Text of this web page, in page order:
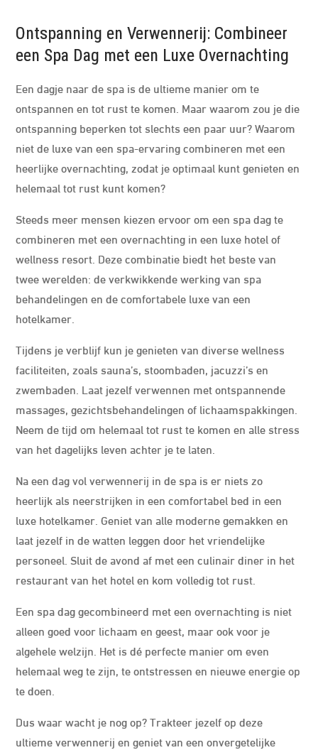
Ontspanning en Verwennerij: Combineer
een Spa Dag met een Luxe Overnachting
Een dagje naar de spa is de ultieme manier om te
ontspannen en tot rust te komen. Maar waarom zou je die
ontspanning beperken tot slechts een paar uur? Waarom
niet de luxe van een spa-ervaring combineren met een
heerlijke overnachting, zodat je optimaal kunt genieten en
helemaal tot rust kunt komen?
Steeds meer mensen kiezen ervoor om een spa dag te
combineren met een overnachting in een luxe hotel of
wellness resort. Deze combinatie biedt het beste van
twee werelden: de verkwikkende werking van spa
behandelingen en de comfortabele luxe van een
hotelkamer.
Tijdens je verblijf kun je genieten van diverse wellness
faciliteiten, zoals sauna’s, stoombaden, jacuzzi’s en
zwembaden. Laat jezelf verwennen met ontspannende
massages, gezichtsbehandelingen of lichaamspakkingen.
Neem de tijd om helemaal tot rust te komen en alle stress
van het dagelijks leven achter je te laten.
Na een dag vol verwennerij in de spa is er niets zo
heerlijk als neerstrijken in een comfortabel bed in een
luxe hotelkamer. Geniet van alle moderne gemakken en
laat jezelf in de watten leggen door het vriendelijke
personeel. Sluit de avond af met een culinair diner in het
restaurant van het hotel en kom volledig tot rust.
Een spa dag gecombineerd met een overnachting is niet
alleen goed voor lichaam en geest, maar ook voor je
algehele welzijn. Het is dé perfecte manier om even
helemaal weg te zijn, te ontstressen en nieuwe energie op
te doen.
Dus waar wacht je nog op? Trakteer jezelf op deze
ultieme verwennerij en geniet van een onvergetelijke